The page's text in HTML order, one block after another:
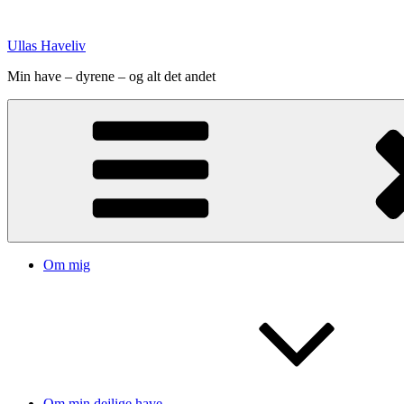
indhold
Ullas Haveliv
Min have – dyrene – og alt det andet
Om mig